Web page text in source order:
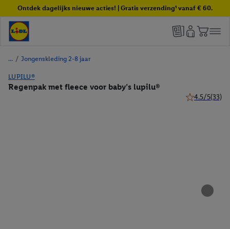
Ontdek dagelijks nieuwe acties! | Gratis verzending¹ vanaf € 60.
/ Jongenskleding 2-8 jaar
LUPILU®
Regenpak met fleece voor baby’s lupilu®
4.5/5(33)